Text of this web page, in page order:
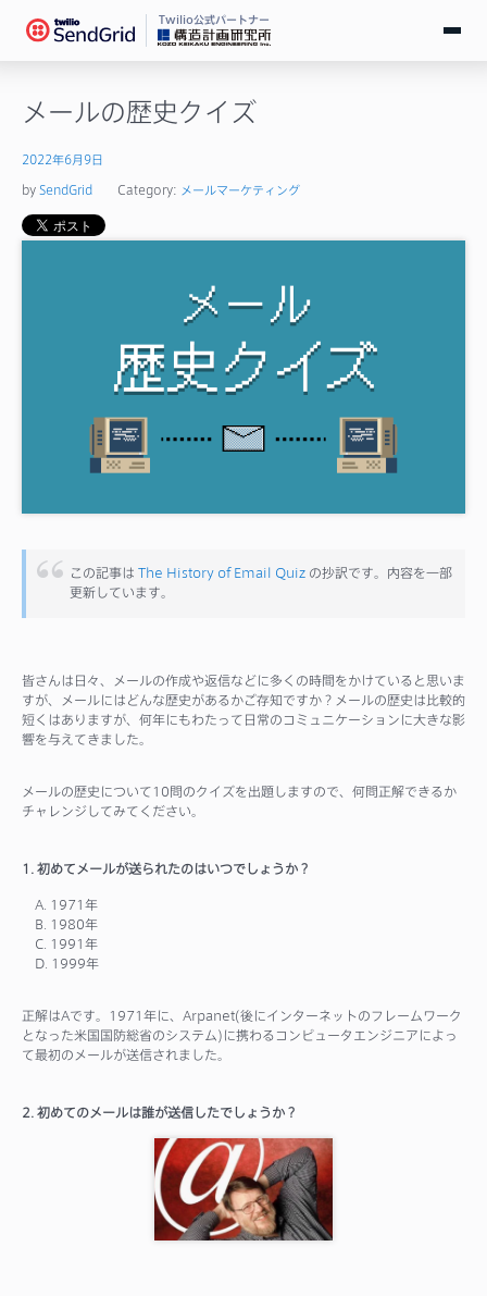
Twilio公式パートナー
SendGridとは
お役立ち情報
ドキュメント
メールの歴史クイズ
2022年6月9日
by SendGrid Category: メールマーケティング
この記事は The History of Email Quiz の抄訳です。内容を一部
更新しています。
皆さんは日々、メールの作成や返信などに多くの時間をかけていると思いま
すが、メールにはどんな歴史があるかご存知ですか？メールの歴史は比較的
短くはありますが、何年にもわたって日常のコミュニケーションに大きな影
響を与えてきました。
メールの歴史について10問のクイズを出題しますので、何問正解できるか
チャレンジしてみてください。
1. 初めてメールが送られたのはいつでしょうか？
A. 1971年
B. 1980年
C. 1991年
D. 1999年
正解はAです。1971年に、Arpanet(後にインターネットのフレームワーク
となった米国国防総省のシステム)に携わるコンピュータエンジニアによっ
て最初のメールが送信されました。
2. 初めてのメールは誰が送信したでしょうか？